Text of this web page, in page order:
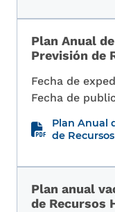
Plan Anual
Previsión de
Fecha de
Fecha de
Plan Anual
de
Plan anual
de Recursos